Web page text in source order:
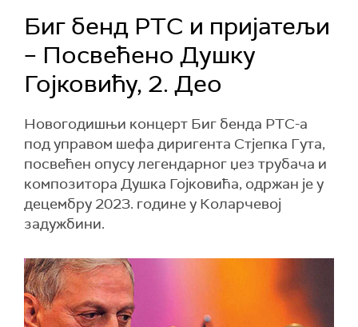
Биг бенд РТС и пријатељи
– Посвећено Душку
Гојковићу, 2. Део
Новогодишњи концерт Биг бенда РТС-а
под управом шефа диригента Стјепка Гута,
посвећен опусу легендарног џез трубача и
композитора Душка Гојковића, одржан је у
децембру 2023. године у Коларчевој
задужбини.